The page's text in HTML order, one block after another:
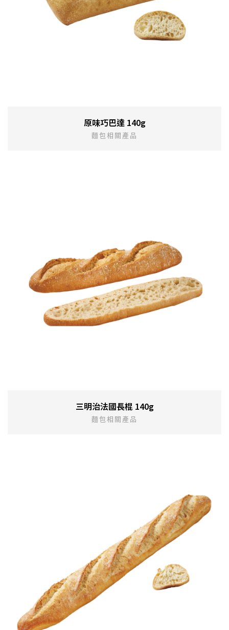
原味巧巴達 140g
麵包相關產品
三明治法國長棍 140g
麵包相關產品